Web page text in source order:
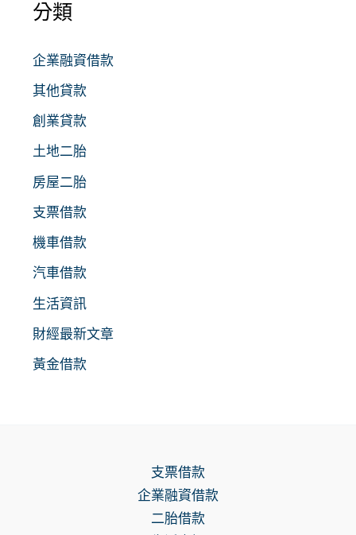
分類
企業融資借款
其他貸款
創業貸款
土地二胎
房屋二胎
支票借款
機車借款
汽車借款
生活資訊
財經最新文章
黃金借款
支票借款
企業融資借款
二胎借款